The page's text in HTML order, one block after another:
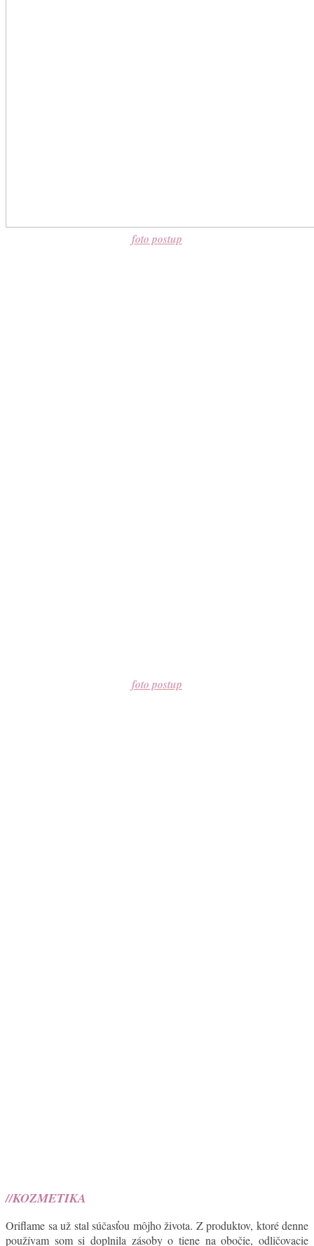
foto postup
foto postup
//KOZMETIKA
Oriflame sa už stal súčasťou môjho života. Z produktov, ktoré denne
používam som si doplnila zásoby o tiene na obočie, odličovacie